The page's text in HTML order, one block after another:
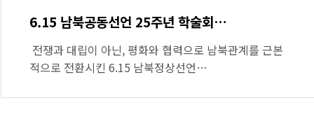
6.15 남북공동선언 25주년 학술회…
전쟁과 대립이 아닌, 평화와 협력으로 남북관계를 근본
적으로 전환시킨 6.15 남북정상선언…